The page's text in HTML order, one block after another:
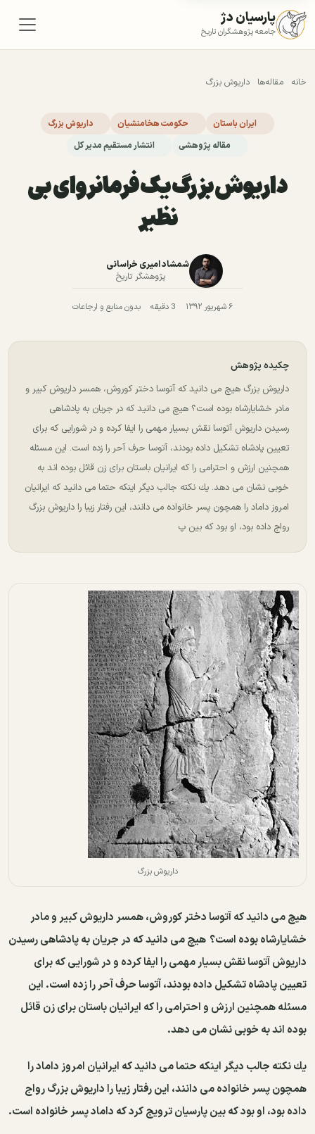
پارسیان دژ
جامعه پژوهشگران تاریخ
خانه مقاله‌ها داریوش بزرگ
ایران باستان حکومت هخامنشیان
داریوش بزرگ
مقاله پژوهشی
انتشار مستقیم مدیر کل
داریوش بزرگ یک فرمانروای بی
نظیر
شمشاد امیری خراسانی
پژوهشگر تاریخ
۶ شهریور ۱۳۹۲ 3 دقیقه بدون منابع و ارجاعات
چکیده پژوهش
داریوش بزرگ هیچ می دانید كه آتوسا دختر كوروش، همسر داریوش كبیر و
مادر خشایارشاه بوده است؟ هیچ می دانید كه در جریان به پادشاهی
رسیدن داریوش آتوسا نقش بسیار مهمی را ایفا كرده و در شورایی كه برای
تعیین پادشاه تشكیل داده بودند، آتوسا حرف آحر را زده است. این مسئله
همچنین ارزش و احترامی را كه ایرانیان باستان برای زن قائل بوده اند به
خوبی نشان می دهد. یك نكته جالب دیگر اینكه حتما می دانید كه ایرانیان
امروز داماد را همچون پسر خانواده می دانند، این رفتار زیبا را داریوش بزرگ
رواج داده بود، او بود كه بین پ
داریوش بزرگ
هیچ می دانید كه آتوسا دختر كوروش، همسر داریوش كبیر و مادر
خشایارشاه بوده است؟ هیچ می دانید كه در جریان به پادشاهی رسیدن
داریوش آتوسا نقش بسیار مهمی را ایفا كرده و در شورایی كه برای
تعیین پادشاه تشكیل داده بودند، آتوسا حرف آحر را زده است. این
مسئله همچنین ارزش و احترامی را كه ایرانیان باستان برای زن قائل
بوده اند به خوبی نشان می دهد.
یك نكته جالب دیگر اینكه حتما می دانید كه ایرانیان امروز داماد را
همچون پسر خانواده می دانند، این رفتار زیبا را داریوش بزرگ رواج
داده بود، او بود كه بین پارسیان ترویج كرد كه داماد پسر خانواده است.